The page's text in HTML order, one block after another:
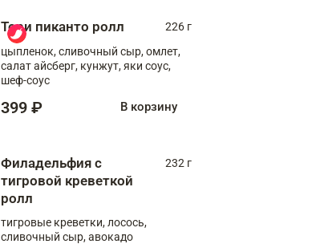
Тори пиканто ролл
226 г
цыпленок, сливочный сыр, омлет,
салат айсберг, кунжут, яки соус,
шеф-соус
399 ₽ В корзину
Филадельфия с
тигровой креветкой
ролл
232 г
тигровые креветки, лосось,
сливочный сыр, авокадо